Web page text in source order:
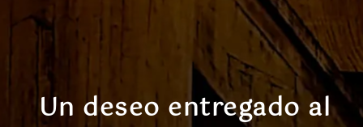
Un deseo entregado al